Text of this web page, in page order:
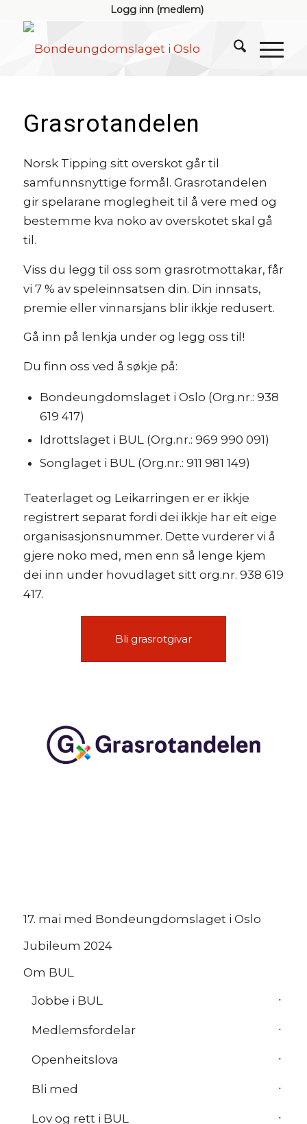
Logg inn (medlem)
Grasrotandelen
Norsk Tipping sitt overskot går til
samfunnsnyttige formål. Grasrotandelen
gir spelarane moglegheit til å vere med og
bestemme kva noko av overskotet skal gå
til.
Viss du legg til oss som grasrotmottakar, får
vi 7 % av speleinnsatsen din. Din innsats,
premie eller vinnarsjans blir ikkje redusert.
Gå inn på lenkja under og legg oss til!
Du finn oss ved å søkje på:
Bondeungdomslaget i Oslo (Org.nr.: 938
619 417)
Idrottslaget i BUL (Org.nr.: 969 990 091)
Songlaget i BUL (Org.nr.: 911 981 149)
Teaterlaget og Leikarringen er er ikkje
registrert separat fordi dei ikkje har eit eige
organisasjonsnummer. Dette vurderer vi å
gjere noko med, men enn så lenge kjem
dei inn under hovudlaget sitt org.nr. 938 619
417.
Bli grasrotgivar
17. mai med Bondeungdomslaget i Oslo
Jubileum 2024
Om BUL
Jobbe i BUL
Medlemsfordelar
Openheitslova
Bli med
Lov og rett i BUL